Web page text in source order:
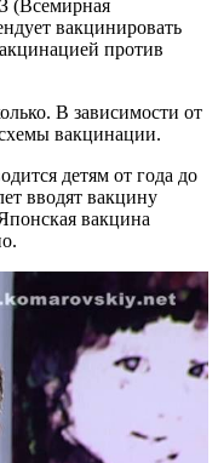
(Всемирная
вакцинировать
против
В зависимости от
вакцинации.
детям от года до
вводят вакцину
вакцина